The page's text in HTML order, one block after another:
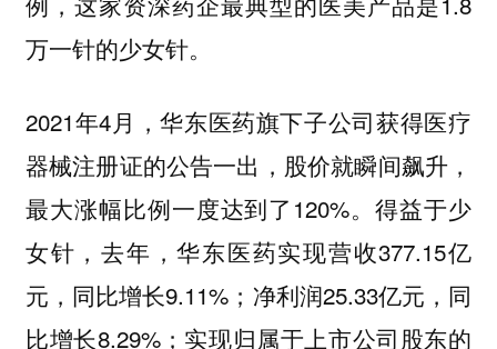
万一针的少女针。
2021年4月，华东医药旗下子公司获得医疗
器械注册证的公告一出，股价就瞬间飙升，
最大涨幅比例一度达到了120%。得益于少
女针，去年，华东医药实现营收377.15亿
元，同比增长9.11%；净利润25.33亿元，同
比增长8.29%；实现归属于上市公司股东的